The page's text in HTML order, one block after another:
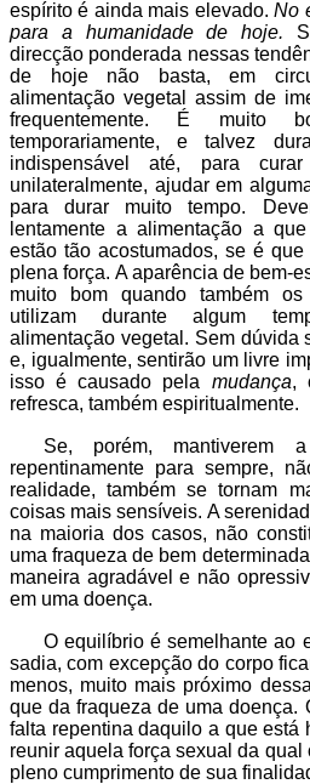
espírito é ainda mais elevado.No
para a humanidade de hoje.
direcção ponderada nessas
de hoje não basta, em
alimentação vegetal assim de
frequentemente. É muito
temporariamente, e talvez
indispensável até, para
unilateralmente, ajudar em
para durar muito tempo.
lentamente a alimentação a
estão tão acostumados, se é
plena força. A aparência de bem-
muito bom quando também
utilizam durante algum
alimentação vegetal. Sem dúvida
e, igualmente, sentirão um livre
isso é causado pela mudança,
refresca, também espiritualmente.
Se, porém, mantiverem a
repentinamente para sempre,
realidade, também se tornam
coisas mais sensíveis. A
na maioria dos casos, não
uma fraqueza de bem
maneira agradável e não
em uma doença.
O equilíbrio é semelhante ao
sadia, com excepção do corpo
menos, muito mais próximo
que da fraqueza de uma doença.
falta repentina daquilo a que está
reunir aquela força sexual da
pleno cumprimento de sua